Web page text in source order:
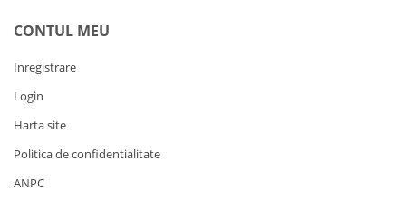
CONTUL MEU
Inregistrare
Login
Harta site
Politica de confidentialitate
ANPC